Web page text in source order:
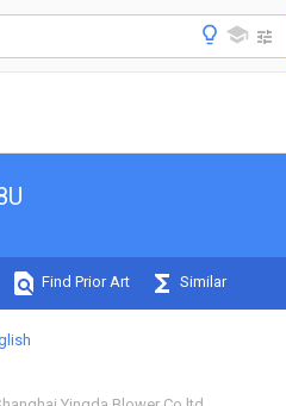
Find Prior Art Similar